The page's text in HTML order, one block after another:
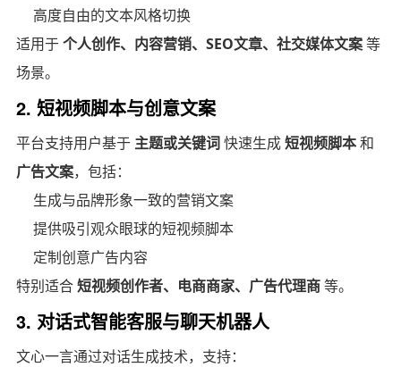
高度自由的文本风格切换
适用于个人创作、内容营销、SEO文章、社交媒体文案等
场景。
2. 短视频脚本与创意文案
平台支持用户基于 主题或关键词快速生成短视频脚本和
广告文案，包括：
生成与品牌形象一致的营销文案
提供吸引观众眼球的短视频脚本
定制创意广告内容
特别适合短视频创作者、电商商家、广告代理商等。
3. 对话式智能客服与聊天机器人
文心一言通过对话生成技术，支持：